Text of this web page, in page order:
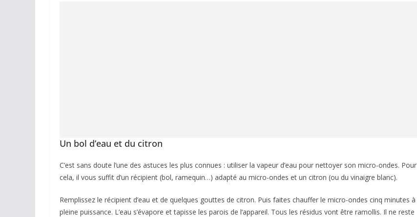
Un bol d’eau et du citron
C’est sans doute l’une des astuces les plus connues : utiliser la vapeur d’eau pour nettoyer son micro-ondes. Pour
cela, il vous suffit d’un récipient (bol, ramequin…) adapté au micro-ondes et un citron (ou du vinaigre blanc).
Remplissez le récipient d’eau et de quelques gouttes de citron. Puis faites chauffer le micro-ondes cinq minutes à
pleine puissance. L’eau s’évapore et tapisse les parois de l’appareil. Tous les résidus vont être ramollis. Il ne reste